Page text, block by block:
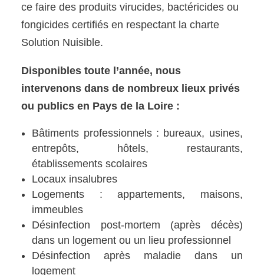
ce faire des produits virucides, bactéricides ou
fongicides certifiés en respectant la charte
Solution Nuisible.
Disponibles toute l’année, nous
intervenons dans de nombreux lieux privés
ou publics en Pays de la Loire :
Bâtiments professionnels : bureaux, usines,
entrepôts, hôtels, restaurants,
établissements scolaires
Locaux insalubres
Logements : appartements, maisons,
immeubles
Désinfection post-mortem (après décès)
dans un logement ou un lieu professionnel
Désinfection après maladie dans un
logement